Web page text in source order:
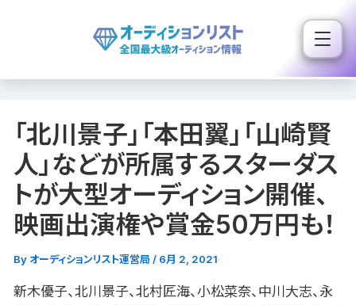
ス
「北川景子」「本田翼」「山崎賢
人」などが所属するスターダス
トが大型オーディション開催、
映画出演権や賞金50万円も！
By オーディションリスト運営局 / 6月 2, 2021
新木優子、北川景子、北村匠海、小松菜奈、中川大志、永